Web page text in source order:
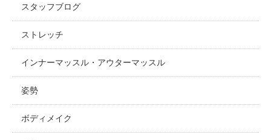
スタッフブログ
ストレッチ
インナーマッスル・アウターマッスル
姿勢
ボディメイク